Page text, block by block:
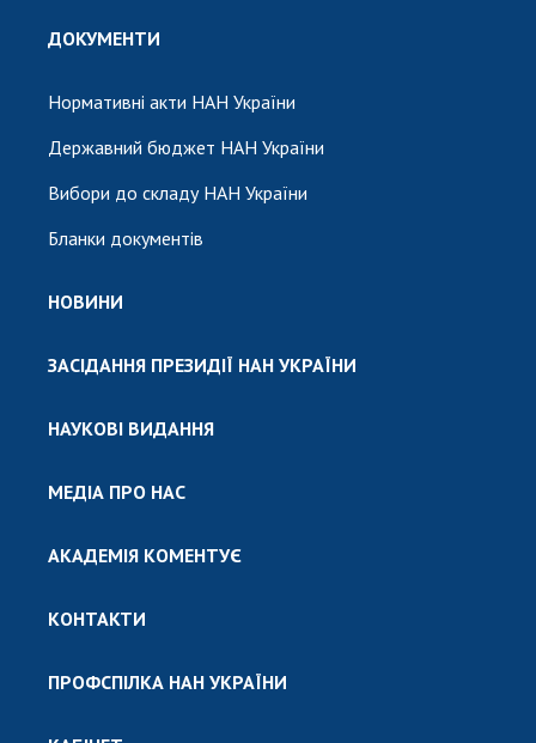
ДОКУМЕНТИ
Нормативні акти НАН України
Державний бюджет НАН України
Вибори до складу НАН України
Бланки документів
НОВИНИ
ЗАСІДАННЯ ПРЕЗИДІЇ НАН УКРАЇНИ
НАУКОВІ ВИДАННЯ
МЕДІА ПРО НАС
АКАДЕМІЯ КОМЕНТУЄ
КОНТАКТИ
ПРОФСПІЛКА НАН УКРАЇНИ